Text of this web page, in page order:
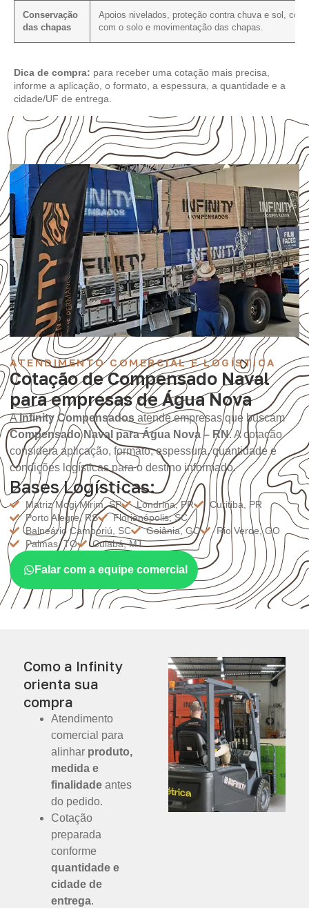
Conservação
das chapas
Apoios nivelados, proteção contra chuva e sol,
com o solo e movimentação das chapas.
Dica de compra: para receber uma cotação mais precisa,
informe a aplicação, o formato, a espessura, a quantidade e a
cidade/UF de entrega.
ATENDIMENTO COMERCIAL E LOGÍSTICA
Cotação de Compensado Naval
para empresas de Água Nova
AInfinity Compensados atende empresas que buscam
Compensado Naval para Água Nova – RN. A cotação
considera aplicação, formato, espessura, quantidade e
condições logísticas para o destino informado.
Bases Logísticas:
Matriz Mogi Mirim, SP Londrina, PR
Curitiba, PR
Porto Alegre, RS
Florianópolis, SC
Balneário Camboriú, SC
Goiânia, GO
Rio Verde, GO
Palmas, TO
Cuiabá, MT
Falar com a equipe comercial
Como a Infinity
orienta sua
compra
Atendimento
comercial para
alinhar produto,
medida e
finalidade antes
do pedido.
Cotação
preparada
conforme
quantidade e
cidade de
entrega.